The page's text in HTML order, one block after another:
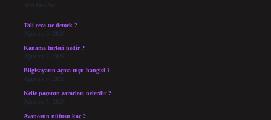
Son Yazılar
Tali ceza ne demek ?
Ağustos 8, 2026
Kanama türleri nedir ?
Ağustos 7, 2026
Bilgisayarın açma tuşu hangisi ?
Ağustos 6, 2026
Kelle paçanın zararları nelerdir ?
Ağustos 5, 2026
Avanosun nüfusu kaç ?